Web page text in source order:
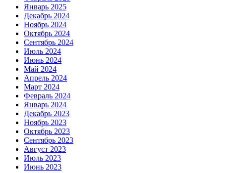
Январь 2025
Декабрь 2024
Ноябрь 2024
Октябрь 2024
Сентябрь 2024
Июль 2024
Июнь 2024
Май 2024
Апрель 2024
Март 2024
Февраль 2024
Январь 2024
Декабрь 2023
Ноябрь 2023
Октябрь 2023
Сентябрь 2023
Август 2023
Июль 2023
Июнь 2023